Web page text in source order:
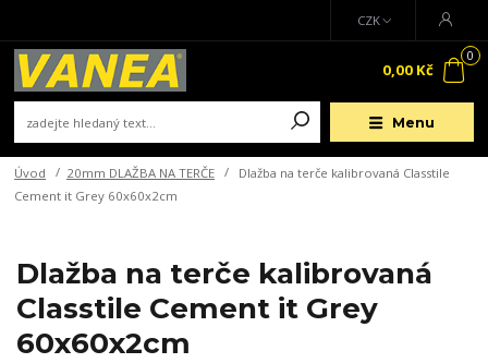
Menu
CZK
0
0,00 Kč
Úvod 20mm DLAŽBA NA TERČE
Dlažba na terče kalibrovaná Classtile
Cement it Grey 60x60x2cm
Dlažba na terče kalibrovaná
Classtile Cement it Grey
60x60x2cm